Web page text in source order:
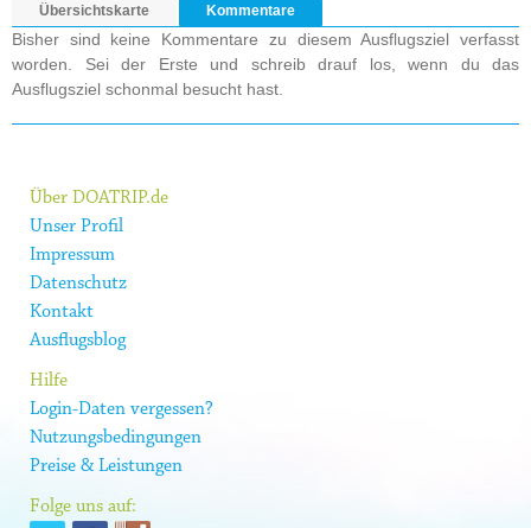
Übersichtskarte Kommentare
Bisher sind keine Kommentare zu diesem Ausflugsziel verfasst
worden. Sei der Erste und schreib drauf los, wenn du das
Ausflugsziel schonmal besucht hast.
Über DOATRIP.de
Unser Profil
Impressum
Datenschutz
Kontakt
Ausflugsblog
Hilfe
Login-Daten vergessen?
Nutzungsbedingungen
Preise & Leistungen
Folge uns auf: